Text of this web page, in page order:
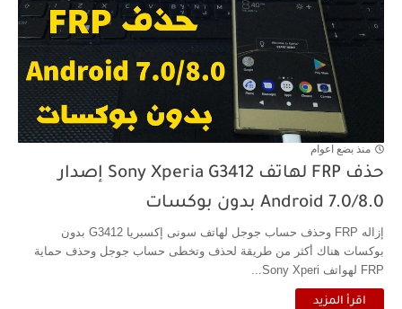
منذ بضع اعوام
حذف FRP لهاتف Sony Xperia G3412 إصدار
Android 7.0/8.0 بدون بوكسات
إزاله FRP وحذف حساب جوجل لهاتف سونى إكسبريا G3412 بدون
بوكسات هناك أكثر من طريقة لحذف وتخطى حساب جوجل وحذف حماية
FRP لهواتف Sony Xperi...
اقرأ المزيد